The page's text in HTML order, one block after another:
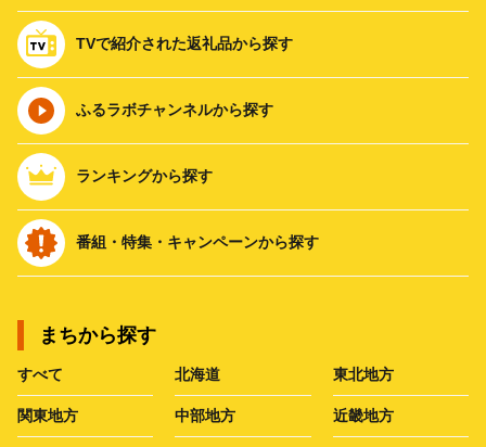
TVで紹介された返礼品から探す
ふるラボチャンネルから探す
ランキングから探す
番組・特集・キャンペーンから探す
まちから探す
すべて 北海道 東北地方
関東地方 中部地方 近畿地方